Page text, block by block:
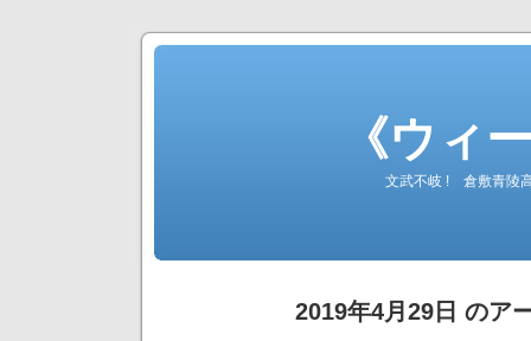
《ウィ
文武不岐 ! 倉敷青陵
2019年4月29日 のア